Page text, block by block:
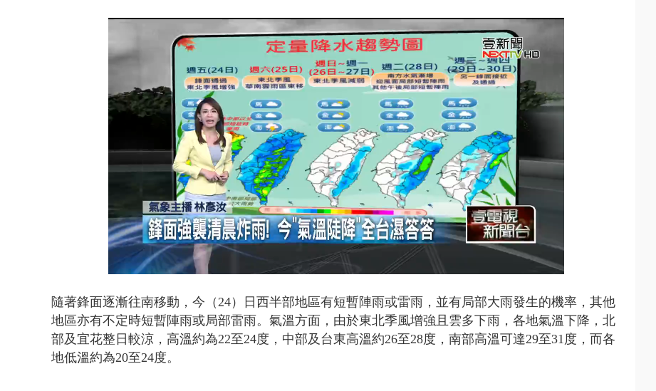
【新聞一點靈】里長參選人竟肇逃！ 連撞2車...
男子拒檢遭驗出毒、酒駕！ 2男開瑪莎拉蒂朝...
Unmute
43.62%
隨著鋒面逐漸往南移動，今（24）日西半部地區有短暫陣雨或雷雨，並有局部大雨發生的機率，其他
地區亦有不定時短暫陣雨或局部雷雨。氣溫方面，由於東北季風增強且雲多下雨，各地氣溫下降，北
部及宜花整日較涼，高溫約為22至24度，中部及台東高溫約26至28度，南部高溫可達29至31度，而各
地低溫約為20至24度。